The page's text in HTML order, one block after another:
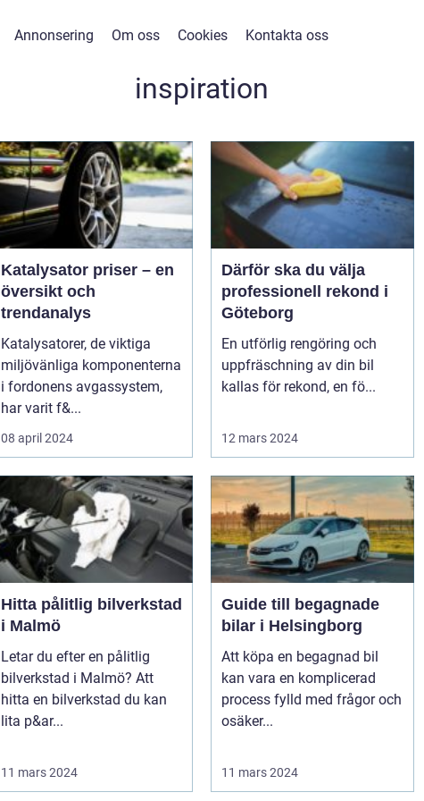
Annonsering Om oss Cookies Kontakta oss
inspiration
Katalysator priser – en
översikt och
trendanalys
Katalysatorer, de viktiga
miljövänliga komponenterna
i fordonens avgassystem,
har varit f&...
08 april 2024
Därför ska du välja
professionell rekond i
Göteborg
En utförlig rengöring och
uppfräschning av din bil
kallas för rekond, en fö...
12 mars 2024
Hitta pålitlig bilverkstad
i Malmö
Letar du efter en pålitlig
bilverkstad i Malmö? Att
hitta en bilverkstad du kan
lita p&ar...
11 mars 2024
Guide till begagnade
bilar i Helsingborg
Att köpa en begagnad bil
kan vara en komplicerad
process fylld med frågor och
osäker...
11 mars 2024